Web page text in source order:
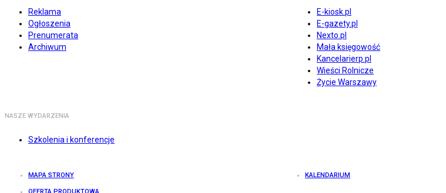
Reklama
Ogłoszenia
Prenumerata
Archiwum
E-kiosk.pl
E-gazety.pl
Nexto.pl
Mała księgowość
Kancelarierp.pl
Wieści Rolnicze
Życie Warszawy
NASZE WYDARZENIA
Szkolenia i konferencje
MAPA STRONY KALENDARIUM